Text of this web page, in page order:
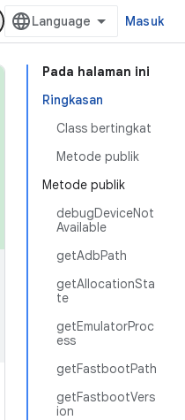
Masuk
Pada halaman ini
Ringkasan
Class bertingkat
Metode publik
Metode publik
debugDeviceNot
Available
getAdbPath
getAllocationSta
te
getEmulatorProc
ess
getFastbootPath
getFastbootVers
ion